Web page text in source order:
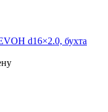
d16×2.0, бухта